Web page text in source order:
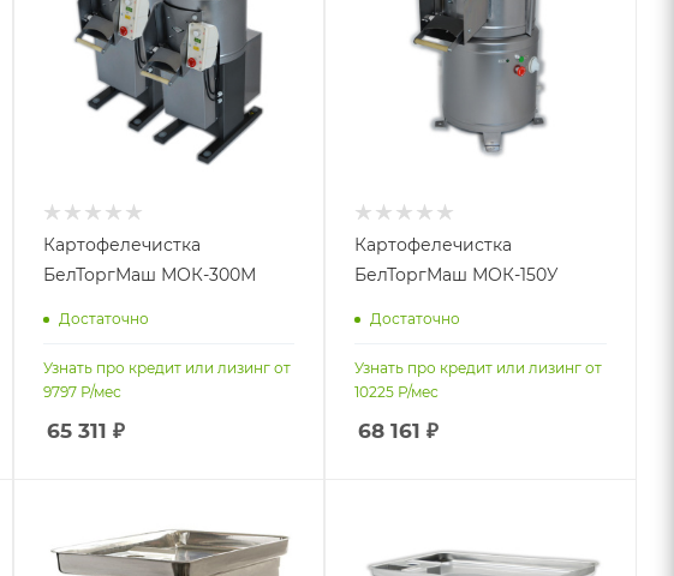
Картофелечистка
БелТоргМаш МОК-300М
Достаточно
Узнать про кредит или лизинг от
9797Р/мес
65 311 ₽
Картофелечистка
БелТоргМаш МОК-150У
Достаточно
Узнать про кредит или лизинг от
10225 Р/мес
68 161 ₽